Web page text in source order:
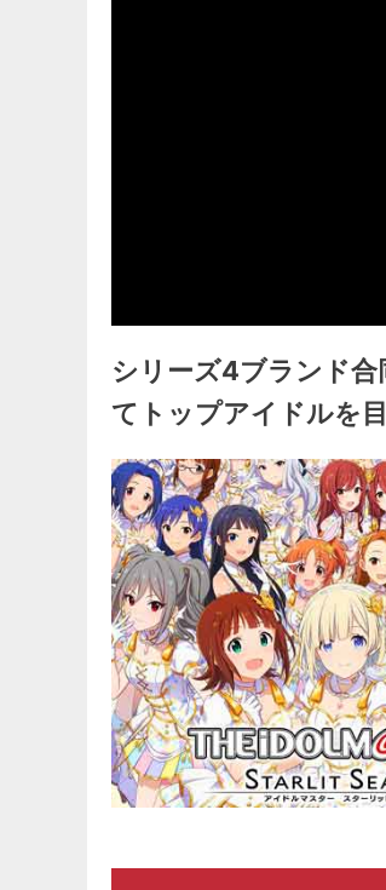
シリーズ4ブランド
てトップアイドルを